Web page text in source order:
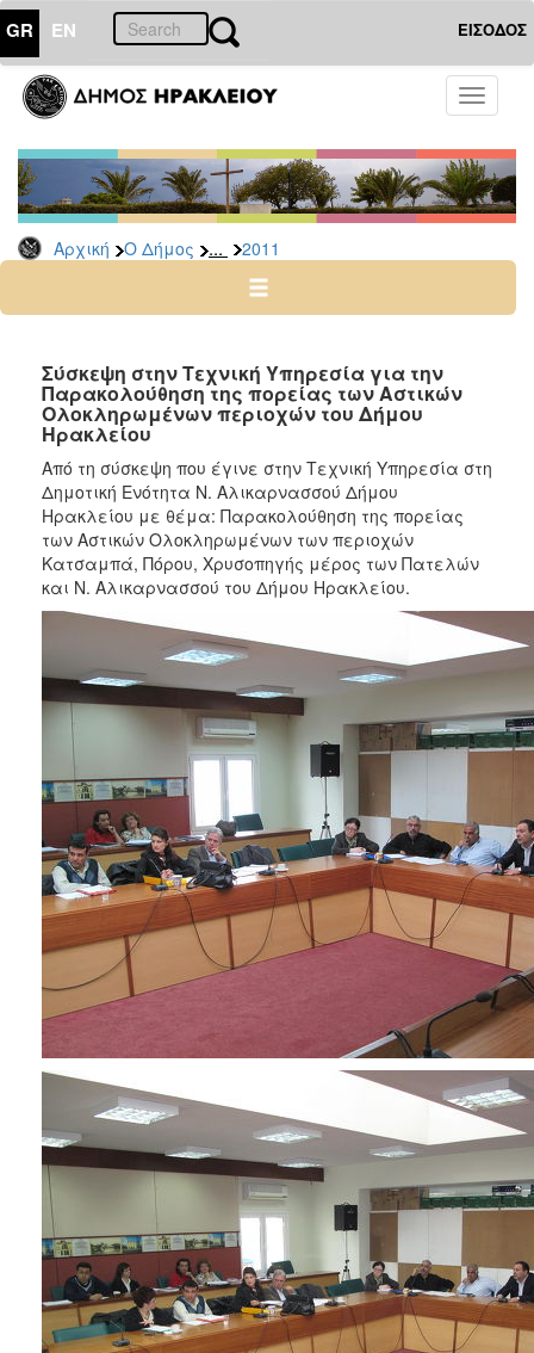
GR EN ΕΙΣΟΔΟΣ
Toggle
Αρχική Ο Δήμος ... 2011
ΔΗΜΟΣ
Δελτία
Τύπου
Αρχείο
2026
2024
2022
2021
2020
2019
2018
2017
2013
2012
2010
2006
ΤΟΠΟΣ
ΠΟΛΙΤΙΣΜΟΣ
ΑΝΘΕΚΤΙΚΗ
Σύσκεψη στην Τεχνική Υπηρεσία για την
Παρακολούθηση της πορείας των Αστικών
Ολοκληρωμένων περιοχών του Δήμου
Ηρακλείου
Από τη σύσκεψη που έγινε στην Τεχνική Υπηρεσία στη
Δημοτική Ενότητα Ν. Αλικαρνασσού Δήμου
Ηρακλείου με θέμα: Παρακολούθηση της πορείας
των Αστικών Ολοκληρωμένων των περιοχών
Κατσαμπά, Πόρου, Χρυσοπηγής μέρος των Πατελών
και Ν. Αλικαρνασσού του Δήμου Ηρακλείου.